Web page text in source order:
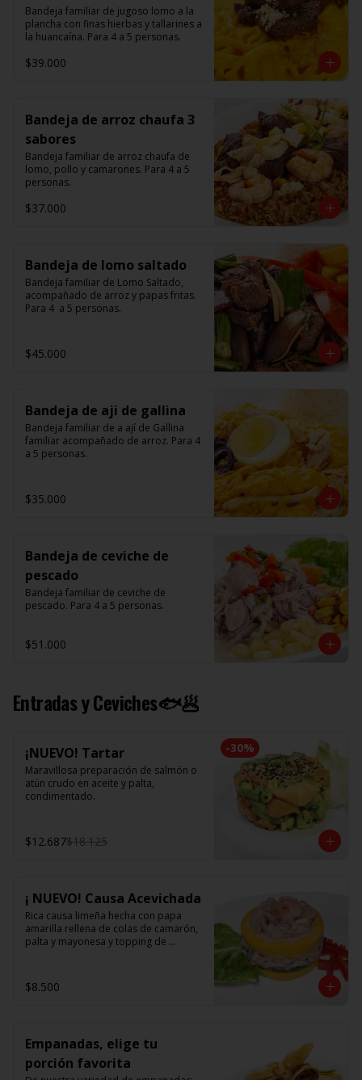
Bandeja familiar de jugoso lomo a la
plancha con finas hierbas y tallarines a
la huancaína. Para 4 a 5 personas.
$39.000
Bandeja de arroz chaufa 3
sabores
Bandeja familiar de arroz chaufa de
lomo, pollo y camarones. Para 4 a 5
personas.
$37.000
Bandeja de lomo saltado
Bandeja familiar de Lomo Saltado,
acompañado de arroz y papas fritas.
Para 4  a 5 personas.
$45.000
Bandeja de aji de gallina
Bandeja familiar de a ají de Gallina
familiar acompañado de arroz. Para 4
a 5 personas.
$35.000
Bandeja de ceviche de
pescado
Bandeja familiar de ceviche de
pescado. Para 4 a 5 personas.
$51.000
Entradas y Ceviches🐟🥟
-30%
¡NUEVO! Tartar
Maravillosa preparación de salmón o
atún crudo en aceite y palta,
condimentado.
$12.687$18.125
¡ NUEVO! Causa Acevichada
Rica causa limeña hecha con papa
amarilla rellena de colas de camarón,
palta y mayonesa y topping de
$8.500
Empanadas, elige tu
porción favorita